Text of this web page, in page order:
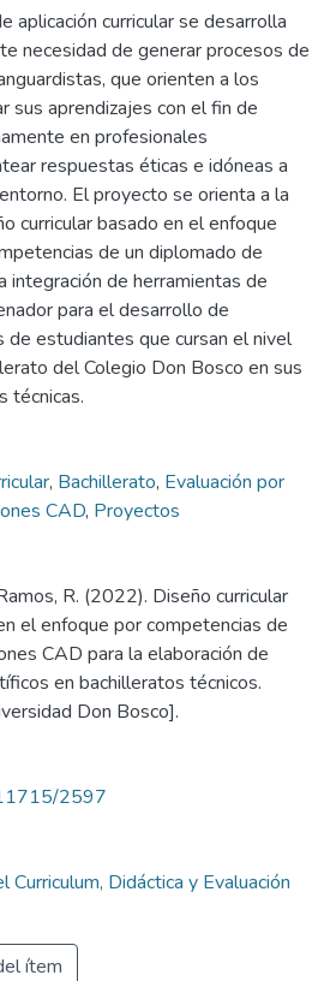
aplicación curricular se desarrolla
necesidad de generar procesos de
que orienten a los
sus aprendizajes con el fin de
en profesionales
respuestas éticas e idóneas a
El proyecto se orienta a la
curricular basado en el enfoque
de un diplomado de
integración de herramientas de
para el desarrollo de
estudiantes que cursan el nivel
del Colegio Don Bosco en sus
técnicas.
, Bachillerato, Evaluación por
CAD, Proyectos
R. (2022). Diseño curricular
el enfoque por competencias de
CAD para la elaboración de
en bachilleratos técnicos.
Don Bosco].
2597
Didáctica y Evaluación
ítem